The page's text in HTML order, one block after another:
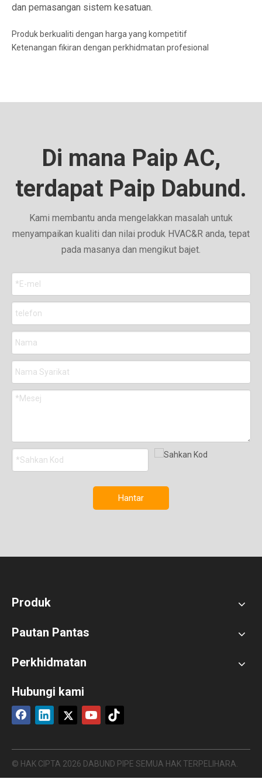
dan pemasangan sistem kesatuan.
Produk berkualiti dengan harga yang kompetitif
Ketenangan fikiran dengan perkhidmatan profesional
Di mana Paip AC,
terdapat Paip Dabund.
Kami membantu anda mengelakkan masalah untuk
menyampaikan kualiti dan nilai produk HVAC&R anda, tepat
pada masanya dan mengikut bajet.
Hantar
Produk
Pautan Pantas
Perkhidmatan
Hubungi kami
© HAK CIPTA 2026 DABUND PIPE SEMUA HAK TERPELIHARA.